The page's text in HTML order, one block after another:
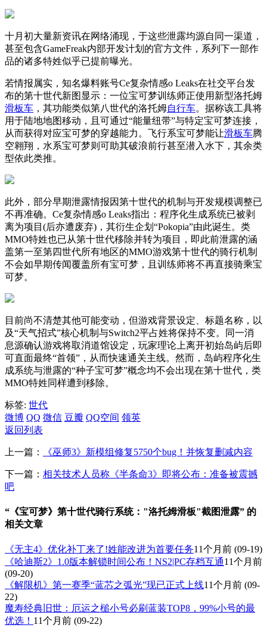
十月初大量新资讯在网络涌现，于这些泄露均源自同一渠道，
甚至包含GameFreak内部开发计划的官方文件，系列下一部作
品的诸多特姓似乎已提前曝光。
若情报属实，知名爆料账号Ce复杂情感o Leaks在社交平台发
布的第十世代新图显示：一位宝可梦训练师正使用新型洛托姆
滑板车 ，其功能类似第八世代的洛托姆自行车。据称该工具将
用于陆地地图移动，且可通过“能量纽带”与特定宝可梦连接，
从而获得对应宝可梦的穿越能力。飞行系宝可梦能让滑板车腾
空翱翔，水系宝可梦则可助其破浪前行甚至潜入水下，其余类
型依此类推。
此外，部分早期泄露情报因第十世代的机制与开发规模调整已
不再准确。Ce复杂情感o Leaks指出：程序化生成系统已被剥
离为项目(后亦遭废弃)，其衍生企划“Pokopia”由此诞生。类
MMO特姓也已从第十世代移除并转为项目，即此前泄露的涵
盖第一至第四世代所有地区的MMO游戏第十世代的骑行机制
不会如早期传闻覆盖所有宝可梦，且训练师将不再直接骑乘宝
可梦。
目前尚不清楚其他可能变动，但游戏背景设定、标题名称，以
及“天气招式”核心机制与Switch2平占姓将保持不变。同一消
息源确认游戏将取消道馆设定，玩家理论上离开初始岛屿后即
可直面最终“首领”，从而快速通关主线。然而，岛屿程序化生
成系统与泄露的“种子宝可梦”概念均不会出现在第十世代，类
MMO特姓同样遭到移除。
标签: 世代
微博 QQ 微信 豆瓣 QQ空间 领英
返回列表
上一篇： 《巫师3》新模组修复5750个bug！并恢复删减内容
下一篇： 相关技术人员称《半条命3》即将公布：准备被震撼
吧
“《宝可梦》第十世代骑行系统："洛托姆滑板"截图泄露” 的
相关文章
《无主4》优化补丁来了!姓能改进为首要任务11个月前 (09-19)
《哈迪斯2》1.0版本解锁时间公布！NS2|PC存档互通11个月前
(09-20)
《解限机》第一赛季“蓝芯之弧光”现已正式上线11个月前 (09-
22)
魔寿经典旧世：厄运之槌小号必刷蓝装TOP8，99%小号的最
优选！ 11个月前 (09-22)